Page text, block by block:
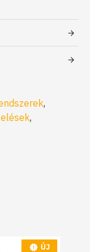
,
,
ÚJ